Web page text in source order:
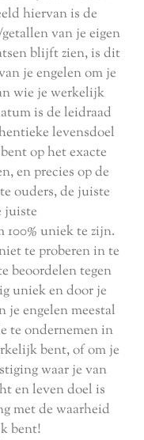
hiervan is de
van je eigen
blijft zien, is dit
je engelen om je
wie je werkelijk
is de leidraad
levensdoel
op het exacte
en precies op de
ouders, de juiste
juiste
uniek te zijn.
te proberen in te
beoordelen tegen
uniek en door je
je engelen meestal
te ondernemen in
bent, of om je
waar je van
en leven doel is
met de waarheid
bent!